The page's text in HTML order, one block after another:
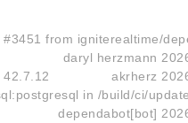
from igniterealtime/
daryl herzmann
42.7.12 akrherz
in /build/ci/
dependabot[bot]